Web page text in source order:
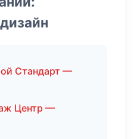
Стандарт —
Центр —